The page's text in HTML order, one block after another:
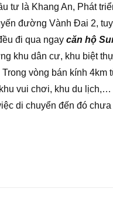
tư là Khang An, Phát
đường Vành Đai 2,
đi qua ngay căn hộ
khu dân cư, khu biệt
vòng bán kính 4km
vui chơi, khu du lịch,…
di chuyển đến đó